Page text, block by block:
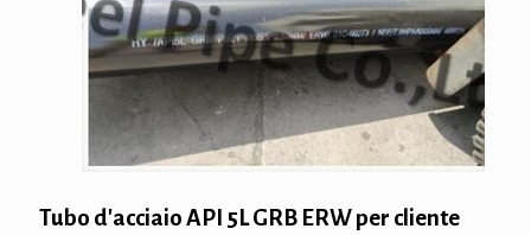
Tubo d'acciaio API 5L GRB ERW per cliente